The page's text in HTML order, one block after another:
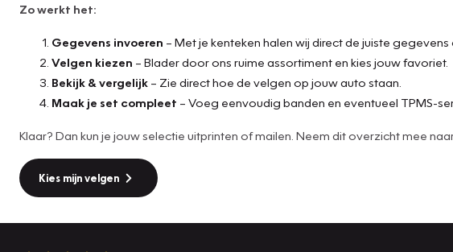
Zo werkt het:
Gegevens invoeren – Met je kenteken halen wij direct de juiste gegevens
Velgen kiezen – Blader door ons ruime assortiment en kies jouw favoriet.
Bekijk & vergelijk – Zie direct hoe de velgen op jouw auto staan.
Maak je set compleet – Voeg eenvoudig banden en eventueel TPMS-
Klaar? Dan kun je jouw selectie uitprinten of mailen. Neem dit overzicht mee
Kies mijn velgen